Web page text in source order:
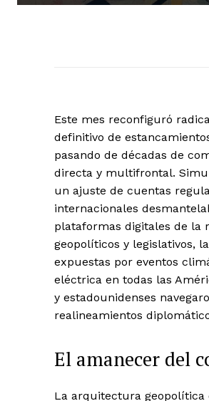
Este mes reconfiguró
definitivo de
pasando de décadas de
directa y multifrontal.
un ajuste de cuentas
internacionales
plataformas digitales de la
geopolíticos y legislativos,
expuestas por eventos
eléctrica en todas las
y estadounidenses
realineamientos
El amanecer del
La arquitectura geopolítica